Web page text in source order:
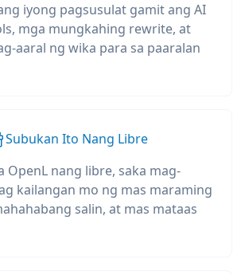
iyong pagsusulat gamit ang AI
mga mungkahing rewrite, at
aaral ng wika para sa paaralan
Subukan Ito Nang Libre
OpenL nang libre, saka mag-
kailangan mo ng mas maraming
salin, at mas mataas